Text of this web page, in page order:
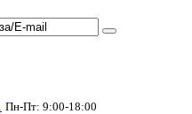
Пн-Пт: 9:00-18:00